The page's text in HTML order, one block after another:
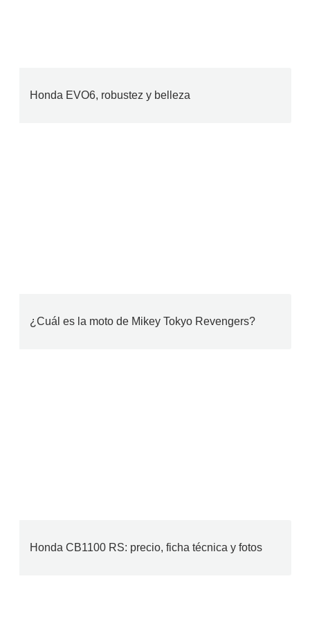
Honda EVO6, robustez y belleza
¿Cuál es la moto de Mikey Tokyo Revengers?
Honda CB1100 RS: precio, ficha técnica y fotos